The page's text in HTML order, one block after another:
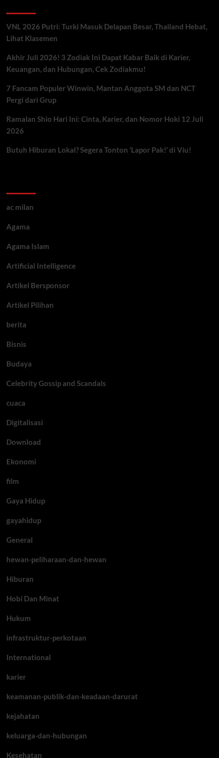
VNL 2026 Putri: Turki Masuk Delapan Besar, Thailand Hebat,
Lihat Klasemen
Akhir Juli 2026! 3 Zodiak Ini Dapat Kabar Baik di Karier,
Keuangan, dan Hubungan, Cek Zodiakmu!
7 Fancam Populer Winwin, Mantan Anggota SM dan NCT
Pergi dari Grup
Ramalan Shio Hari Ini: Cinta, Karier, dan Nomor Hoki 12 Juli
2026
Butuh Hiburan Lokal? Segera Tonton ‘Lapor Pak!’ di Viu!
ac milan
Agama
Agama Islam
Artificial Intelligence
Artikel Bersponsor
Artikel Pilihan
berita
Bisnis
Budaya
Celebrity Gossip and Scandals
cuaca
Digitalisasi
Download
Ekonomi
film
Gaya Hidup
gayahidup
General
hewan-peliharaan-dan-hewan
Hiburan
Hobi Dan Minat
Hukum
infrastruktur-perkotaan
International
karier
keamanan-publik-dan-keadaan-darurat
kejahatan
keluarga-dan-hubungan
Kesehatan